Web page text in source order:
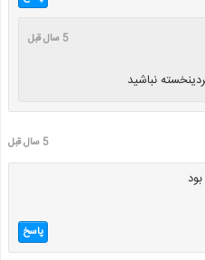
5 سال قبل
نباشید
5 سال قبل
پاسخ